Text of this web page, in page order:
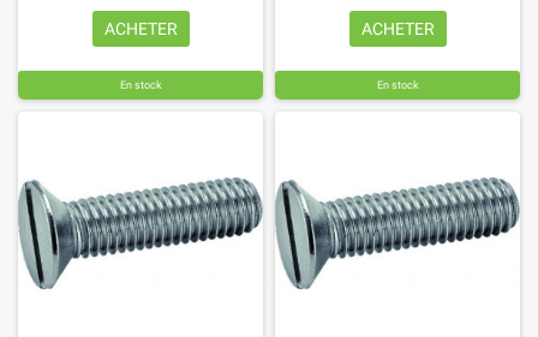
ACHETER
En stock
ACHETER
En stock